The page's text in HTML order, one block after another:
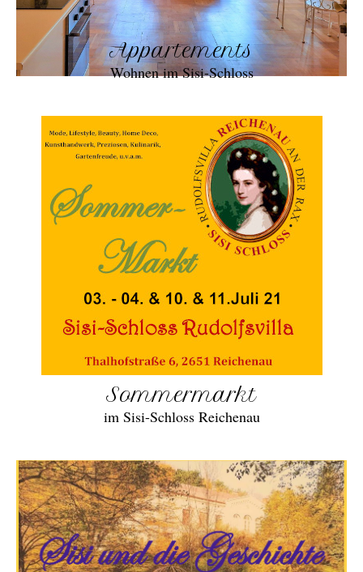
Appartements
Wohnen im Sisi-Schloss
Sommermarkt
im Sisi-Schloss Reichenau